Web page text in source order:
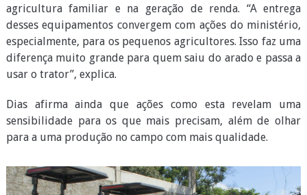
agricultura familiar e na geração de renda. “A entrega
desses equipamentos convergem com ações do ministério,
especialmente, para os pequenos agricultores. Isso faz uma
diferença muito grande para quem saiu do arado e passa a
usar o trator”, explica.
Dias afirma ainda que ações como esta revelam uma
sensibilidade para os que mais precisam, além de olhar
para a uma produção no campo com mais qualidade.